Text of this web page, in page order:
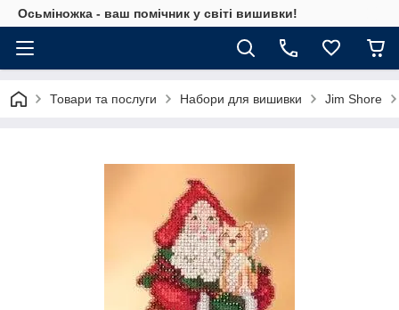
Осьміножка - ваш помічник у світі вишивки!
Товари та послуги Набори для вишивки Jim Shore